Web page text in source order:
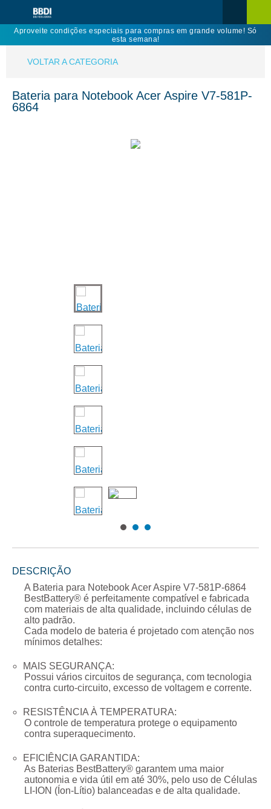
Aproveite condições especiais para compras em grande volume! Só
esta semana!
VOLTAR A CATEGORIA
Bateria para Notebook Acer Aspire V7-581P-
6864
DESCRIÇÃO
A Bateria para Notebook Acer Aspire V7-581P-6864
BestBattery® é perfeitamente compatível e fabricada
com materiais de alta qualidade, incluindo células de
alto padrão.
Cada modelo de bateria é projetado com atenção nos
mínimos detalhes:
MAIS SEGURANÇA:
Possui vários circuitos de segurança, com tecnologia
contra curto-circuito, excesso de voltagem e corrente.
RESISTÊNCIA À TEMPERATURA:
O controle de temperatura protege o equipamento
contra superaquecimento.
EFICIÊNCIA GARANTIDA:
As Baterias BestBattery® garantem uma maior
autonomia e vida útil em até 30%, pelo uso de Células
LI-ION (Íon-Lítio) balanceadas e de alta qualidade.